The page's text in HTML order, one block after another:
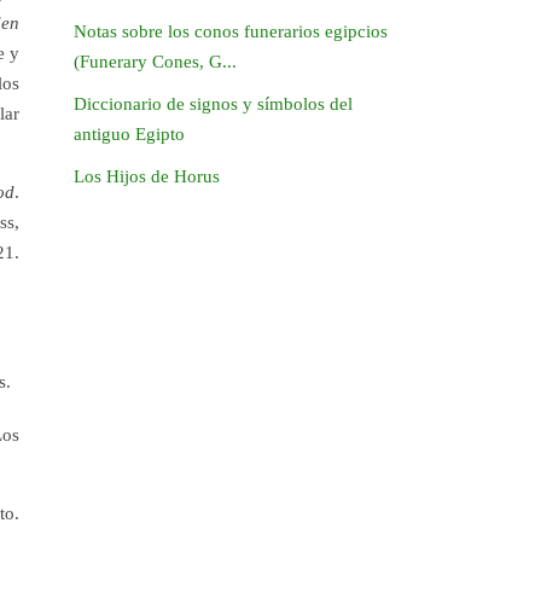
y
.
Notas sobre los conos funerarios egipcios
(Funerary Cones, G...
Diccionario de signos y símbolos del
antiguo Egipto
Los Hijos de Horus